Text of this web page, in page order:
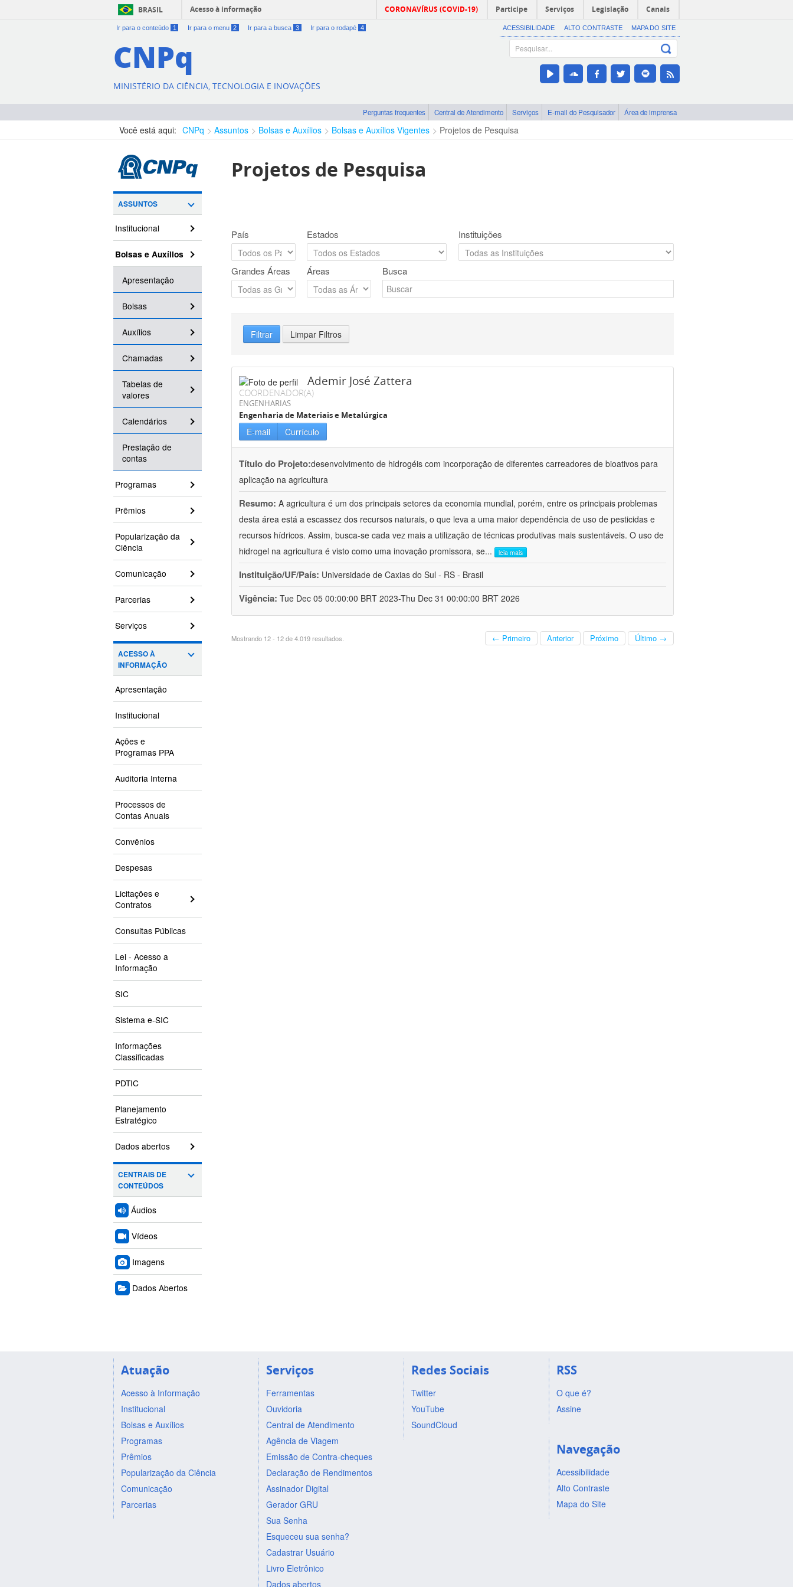
BRASIL Acesso à informação CORONAVÍRUS (COVID-19) Participe Serviços Legislação Canais
Ir para o conteúdo 1 Ir para o menu 2 Ir para a busca 3 Ir para o rodapé 4 ACESSIBILIDADE ALTO CONTRASTE MAPA DO SITE
CNPq
MINISTÉRIO DA CIÊNCIA, TECNOLOGIA E INOVAÇÕES
Perguntas frequentes Central de Atendimento Serviços E-mail do Pesquisador Área de imprensa
Você está aqui: CNPq Assuntos Bolsas e Auxílios Bolsas e Auxílios Vigentes Projetos de Pesquisa
ASSUNTOS
Institucional
Bolsas e Auxílios
Apresentação
Bolsas
Auxílios
Chamadas
Tabelas de
valores
Calendários
Prestação de
contas
Programas
Prêmios
Popularização da
Ciência
Comunicação
Parcerias
Serviços
ACESSO À
INFORMAÇÃO
Apresentação
Institucional
Ações e
Programas PPA
Auditoria Interna
Processos de
Contas Anuais
Convênios
Despesas
Licitações e
Contratos
Consultas Públicas
Lei - Acesso a
Informação
SIC
Sistema e-SIC
Informações
Classificadas
PDTIC
Planejamento
Estratégico
Dados abertos
CENTRAIS DE
CONTEÚDOS
Áudios
Vídeos
Imagens
Dados Abertos
Projetos de Pesquisa
País Estados Instituições
Grandes Áreas Áreas Busca
Filtrar Limpar Filtros
Ademir José Zattera
COORDENADOR(A)
ENGENHARIAS
Engenharia de Materiais e Metalúrgica
E-mail Currículo
Título do Projeto:desenvolvimento de hidrogéis com incorporação de diferentes carreadores de bioativos para
aplicação na agricultura
Resumo: A agricultura é um dos principais setores da economia mundial, porém, entre os principais problemas
desta área está a escassez dos recursos naturais, o que leva a uma maior dependência de uso de pesticidas e
recursos hídricos. Assim, busca-se cada vez mais a utilização de técnicas produtivas mais sustentáveis. O uso de
hidrogel na agricultura é visto como uma inovação promissora, se... leia mais
Instituição/UF/País: Universidade de Caxias do Sul - RS - Brasil
Vigência: Tue Dec 05 00:00:00 BRT 2023-Thu Dec 31 00:00:00 BRT 2026
Mostrando 12 - 12 de 4.019 resultados. ← Primeiro Anterior Próximo Último →
Atuação
Acesso à Informação
Institucional
Bolsas e Auxílios
Programas
Prêmios
Popularização da Ciência
Comunicação
Parcerias
Serviços
Ferramentas
Ouvidoria
Central de Atendimento
Agência de Viagem
Emissão de Contra-cheques
Declaração de Rendimentos
Assinador Digital
Gerador GRU
Sua Senha
Esqueceu sua senha?
Cadastrar Usuário
Livro Eletrônico
Dados abertos
Redes Sociais
Twitter
YouTube
SoundCloud
RSS
O que é?
Assine
Navegação
Acessibilidade
Alto Contraste
Mapa do Site